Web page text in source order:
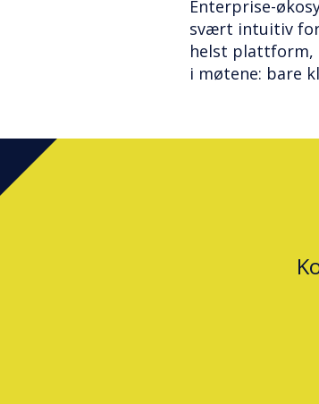
Enterprise-
svært intuitiv for
helst plattform,
i møtene: bare